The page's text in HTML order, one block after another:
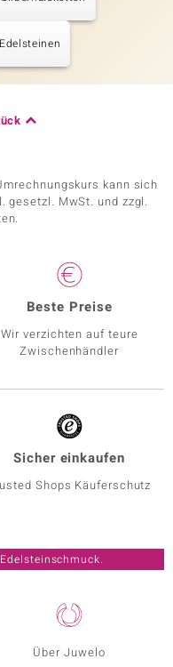
kann sich
gesetzl. MwSt. und zzgl.
Über Juwelo
Beste Preise
Wir verzichten auf teure
Zwischenhändler
Sicher einkaufen
Shops Käuferschutz